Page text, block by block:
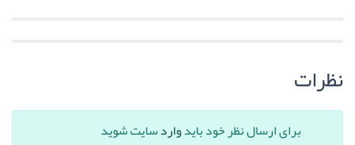
نظرات
برای ارسال نظر خود بایدواردسایت شوید